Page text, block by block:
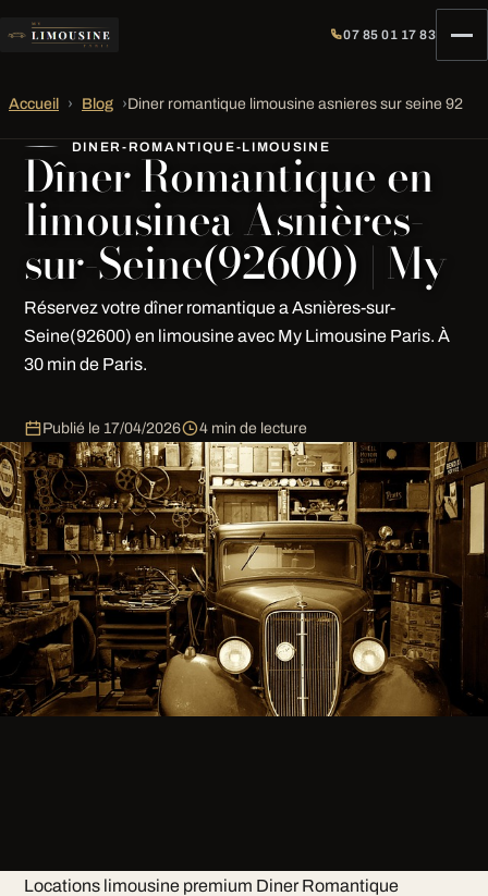
07 85 01 17 83
Accueil › Blog ›Diner romantique limousine asnieres sur seine 92
DINER-ROMANTIQUE-LIMOUSINE
Dîner Romantique en
limousinea Asnières-
sur-Seine(92600) | My
Réservez votre dîner romantique a Asnières-sur-
Seine(92600) en limousine avec My Limousine Paris. À
30 min de Paris.
Publié le 17/04/2026 4 min de lecture
Locations limousine premium Diner Romantique